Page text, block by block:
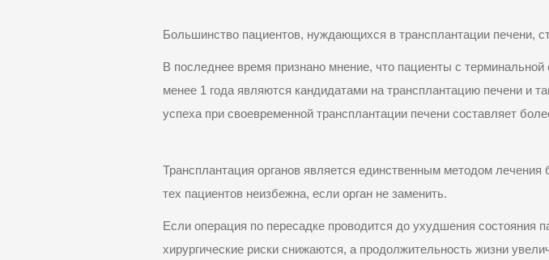
Большинство пациентов, нуждающихся в трансплантации печени,
В последнее время признано мнение, что пациенты с
менее 1 года являются кандидатами на трансплантацию печени и
успеха при своевременной трансплантации печени составляет
Трансплантация органов является единственным методом
тех пациентов неизбежна, если орган не заменить.
Если операция по пересадке проводится до ухудшения состояния
хирургические риски снижаются, а продолжительность жизни